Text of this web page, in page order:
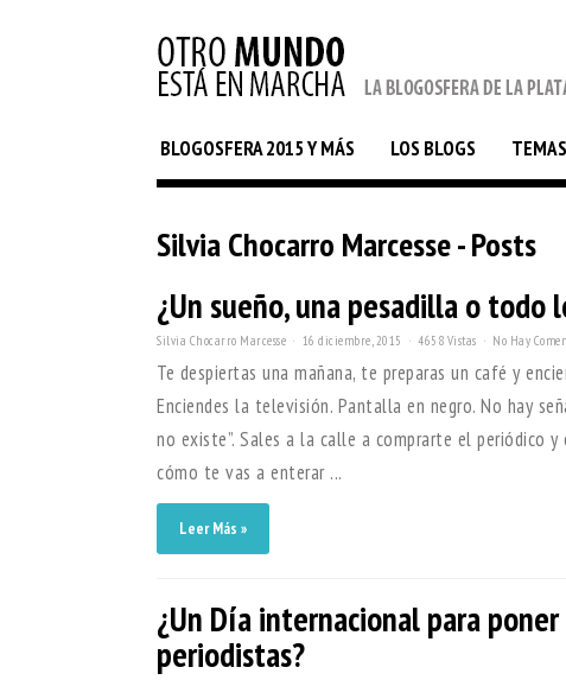
BLOGOSFERA 2015 Y MÁS LOS BLOGS TEMAS
Silvia Chocarro Marcesse - Posts
¿Un sueño, una pesadilla o todo
Silvia Chocarro Marcesse 16 diciembre, 2015 4658 Vistas No Hay
Te despiertas una mañana, te preparas un café y
Enciendes la televisión. Pantalla en negro. No hay
no existe”. Sales a la calle a comprarte el periódico y
cómo te vas a enterar ...
Leer Más »
¿Un Día internacional para
periodistas?